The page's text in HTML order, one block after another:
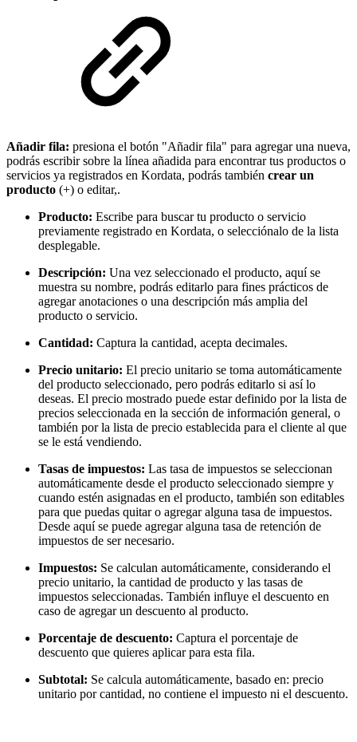
Añadir fila: presiona el botón "Añadir fila" para agregar una nueva,
podrás escribir sobre la línea añadida para encontrar tus productos o
servicios ya registrados en Kordata, podrás también crear un
producto (+) o editar,.
Producto: Escribe para buscar tu producto o servicio
previamente registrado en Kordata, o selecciónalo de la lista
desplegable.
Descripción: Una vez seleccionado el producto, aquí se
muestra su nombre, podrás editarlo para fines prácticos de
agregar anotaciones o una descripción más amplia del
producto o servicio.
Cantidad: Captura la cantidad, acepta decimales.
Precio unitario: El precio unitario se toma automáticamente
del producto seleccionado, pero podrás editarlo si así lo
deseas. El precio mostrado puede estar definido por la lista de
precios seleccionada en la sección de información general, o
también por la lista de precio establecida para el cliente al que
se le está vendiendo.
Tasas de impuestos: Las tasa de impuestos se seleccionan
automáticamente desde el producto seleccionado siempre y
cuando estén asignadas en el producto, también son editables
para que puedas quitar o agregar alguna tasa de impuestos.
Desde aquí se puede agregar alguna tasa de retención de
impuestos de ser necesario.
Impuestos: Se calculan automáticamente, considerando el
precio unitario, la cantidad de producto y las tasas de
impuestos seleccionadas. También influye el descuento en
caso de agregar un descuento al producto.
Porcentaje de descuento: Captura el porcentaje de
descuento que quieres aplicar para esta fila.
Subtotal: Se calcula automáticamente, basado en: precio
unitario por cantidad, no contiene el impuesto ni el descuento.